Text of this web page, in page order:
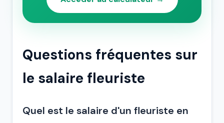
Questions fréquentes sur
le salaire fleuriste
Quel est le salaire d'un fleuriste en